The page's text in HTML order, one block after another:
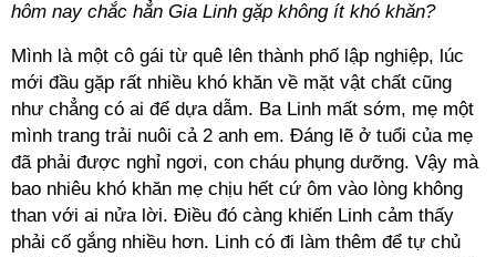
hôm nay chắc hẳn Gia Linh gặp không ít khó khăn?
Mình là một cô gái từ quê lên thành phố lập nghiệp, lúc
mới đầu gặp rất nhiều khó khăn về mặt vật chất cũng
như chẳng có ai để dựa dẫm. Ba Linh mất sớm, mẹ một
mình trang trải nuôi cả 2 anh em. Đáng lẽ ở tuổi của mẹ
đã phải được nghỉ ngơi, con cháu phụng dưỡng. Vậy mà
bao nhiêu khó khăn mẹ chịu hết cứ ôm vào lòng không
than với ai nửa lời. Điều đó càng khiến Linh cảm thấy
phải cố gắng nhiều hơn. Linh có đi làm thêm để tự chủ